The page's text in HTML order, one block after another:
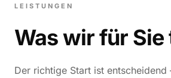
LEISTUNGEN
Was wir für Sie
Der richtige Start ist